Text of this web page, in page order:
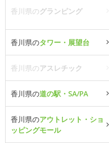
香川県のグランピング
香川県のタワー・展望台
香川県のアスレチック
香川県の道の駅・SA/PA
香川県のアウトレット・ショ
ッピングモール